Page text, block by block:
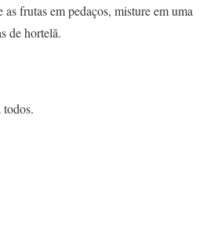
as frutas em pedaços, misture em uma
de hortelã.
todos.